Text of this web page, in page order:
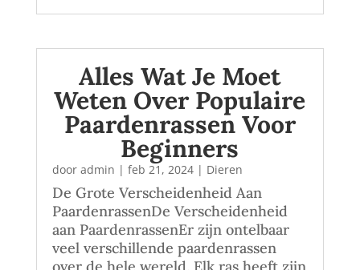
Alles Wat Je Moet
Weten Over Populaire
Paardenrassen Voor
Beginners
door admin | feb 21, 2024| Dieren
De Grote Verscheidenheid Aan
PaardenrassenDe Verscheidenheid
aan PaardenrassenEr zijn ontelbaar
veel verschillende paardenrassen
over de hele wereld. Elk ras heeft zijn